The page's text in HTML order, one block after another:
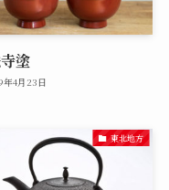
塗
年4月23日
東北地方